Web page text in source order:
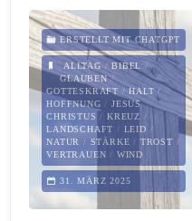
nach
Frühling
riecht"
ERSTELLT MIT CHATGPT
ALLTAG /BIBEL /
GLAUBEN/
GOTTESKRAFT /HALT/
HOFFNUNG / JESUS
CHRISTUS / KREUZ /
LANDSCHAFT / LEID /
NATUR / STÄRKE / TROST /
VERTRAUEN / WIND
31. MÄRZ 2025